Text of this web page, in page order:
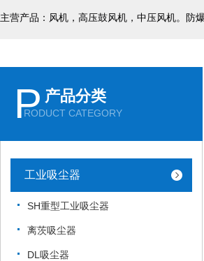
主营产品：风机，高压鼓风机，中压风机。防
P 产品分类
RODUCT CATEGORY
工业吸尘器
SH重型工业吸尘器
离茨吸尘器
DL吸尘器